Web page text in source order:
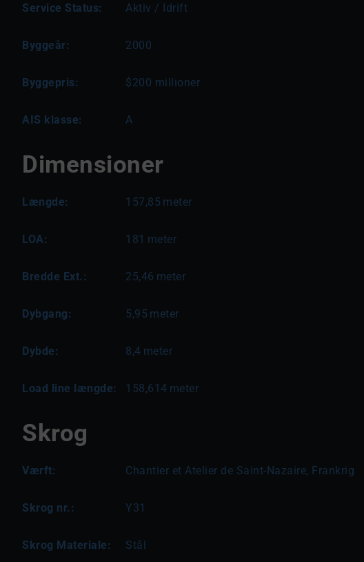
Service Status: Aktiv / Idrift
Byggeår: 2000
Byggepris: $200 millioner
AIS klasse: A
Dimensioner
Længde: 157,85 meter
LOA: 181 meter
Bredde Ext.: 25,46 meter
Dybgang: 5,95 meter
Dybde: 8,4 meter
Load line længde: 158,614 meter
Skrog
Værft: Chantier et Atelier de Saint-Nazaire, Frankrig
Skrog nr.: Y31
Skrog Materiale: Stål